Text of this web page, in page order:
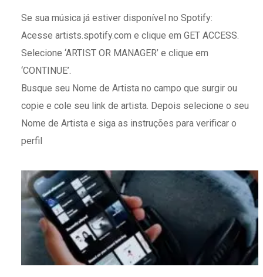
Se sua música já estiver disponível no Spotify:
Acesse artists.spotify.com e clique em GET ACCESS.
Selecione ‘ARTIST OR MANAGER’ e clique em
‘CONTINUE’.
Busque seu Nome de Artista no campo que surgir ou
copie e cole seu link de artista. Depois selecione o seu
Nome de Artista e siga as instruções para verificar o
perfil